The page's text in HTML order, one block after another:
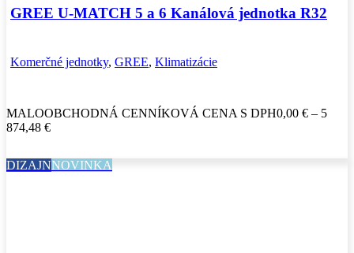
GREE U-MATCH 5 a 6 Kanálová jednotka R32
Komerčné jednotky, GREE, Klimatizácie
MALOOBCHODNÁ CENNÍKOVÁ CENA S DPH0,00 € – 5
874,48 €Price
through
DIZAJNNOVINKA